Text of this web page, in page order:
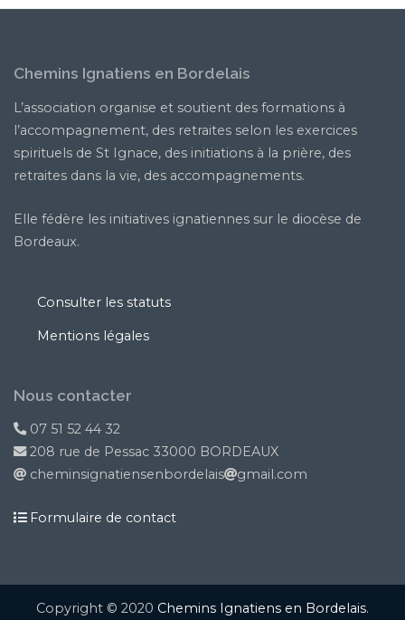
Chemins Ignatiens en Bordelais
L’association organise et soutient des formations à
l’accompagnement, des retraites selon les exercices
spirituels de St Ignace, des initiations à la prière, des
retraites dans la vie, des accompagnements.
Elle fédère les initiatives ignatiennes sur le diocèse de
Bordeaux.
Consulter les statuts
Mentions légales
Nous contacter
07 51 52 44 32
208 rue de Pessac 33000 BORDEAUX
cheminsignatiensenbordelais
gmail.com
Formulaire de contact
Copyright © 2020 Chemins Ignatiens en Bordelais.